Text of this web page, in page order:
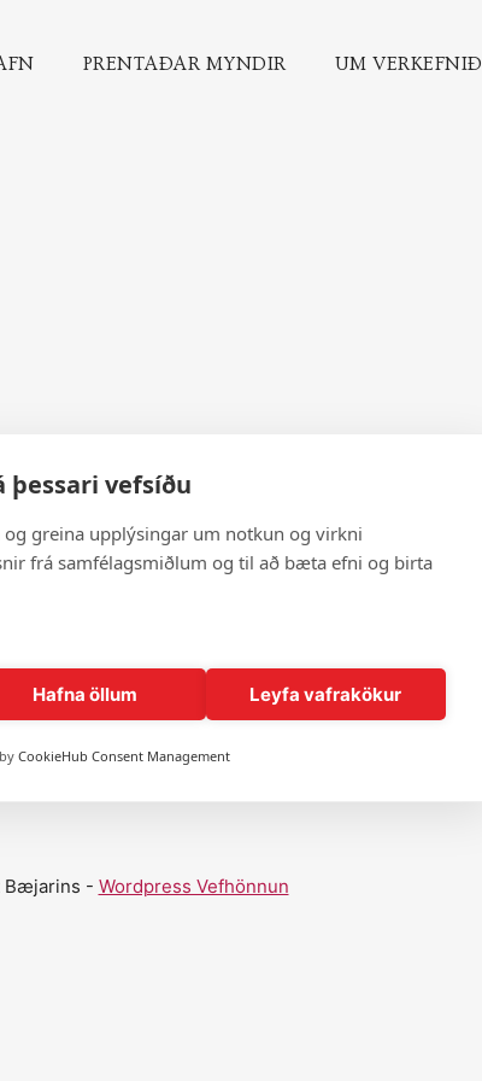
PRENTAÐAR MYNDIR UM VERKEFNIÐ
Sýna fleiri andlit
Bæjarins - Wordpress Vefhönnun
vefsíðu
greina upplýsingar um notkun og virkni
frá samfélagsmiðlum og til að bæta efni og birta
Hafna öllum Leyfa vafrakökur
CookieHub Consent Management